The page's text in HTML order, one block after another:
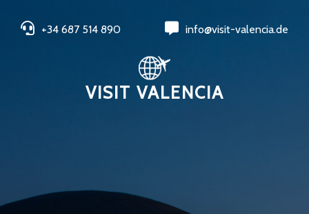
+34 687 514 890 info@visit-valencia.de
VISIT VALENCIA